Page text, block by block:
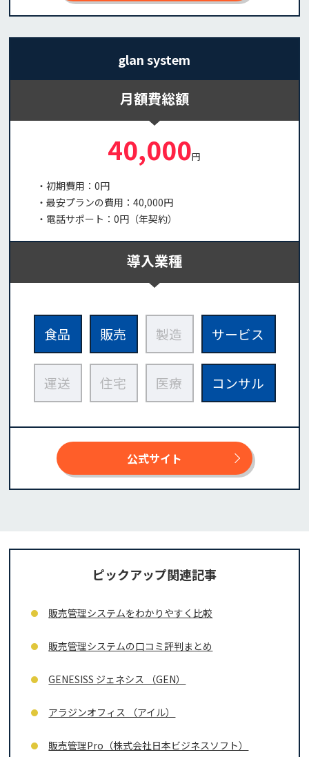
glan system
月額費総額
40,000円
・初期費用：0円
・最安プランの費用：40,000円
・電話サポート：0円（年契約）
導入業種
食品 販売 製造 サービス
運送 住宅 医療 コンサル
公式サイト
ピックアップ関連記事
販売管理システムをわかりやすく比較
販売管理システムの口コミ評判まとめ
GENESISS ジェネシス （GEN）
アラジンオフィス （アイル）
販売管理Pro（株式会社日本ビジネスソフト）